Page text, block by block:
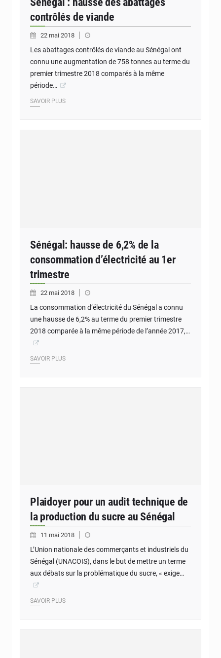
contrôlés de viande
22 mai 2018
Les abattages contrôlés de viande au Sénégal ont
connu une augmentation de 758 tonnes au terme du
premier trimestre 2018 comparés à la même
période…
SAVOIR PLUS
Sénégal: hausse de 6,2% de la
consommation d’électricité au 1er
trimestre
22 mai 2018
La consommation d’électricité du Sénégal a connu
une hausse de 6,2% au terme du premier trimestre
2018 comparée à la même période de l’année 2017,…
SAVOIR PLUS
Plaidoyer pour un audit technique de
la production du sucre au Sénégal
11 mai 2018
L’Union nationale des commerçants et industriels du
Sénégal (UNACOIS), dans le but de mettre un terme
aux débats sur la problématique du sucre, « exige…
SAVOIR PLUS